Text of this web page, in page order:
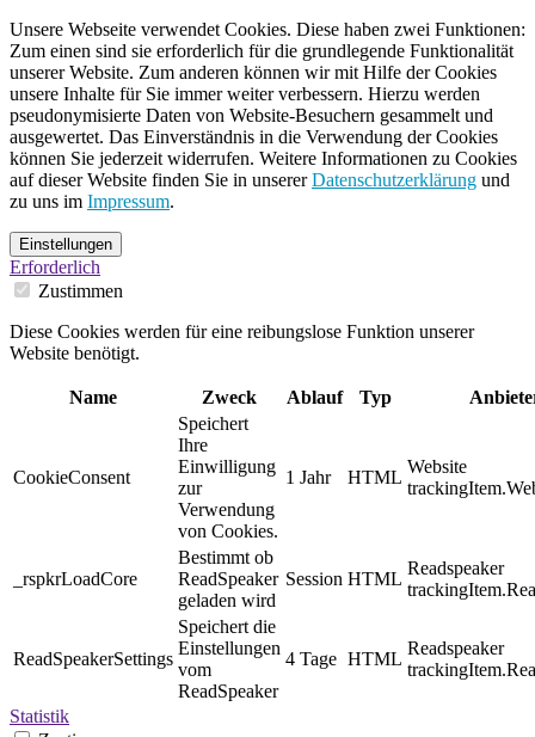
Unsere Webseite verwendet Cookies. Diese haben zwei Funktionen:
Zum einen sind sie erforderlich für die grundlegende Funktionalität
unserer Website. Zum anderen können wir mit Hilfe der Cookies
unsere Inhalte für Sie immer weiter verbessern. Hierzu werden
pseudonymisierte Daten von Website-Besuchern gesammelt und
ausgewertet. Das Einverständnis in die Verwendung der Cookies
können Sie jederzeit widerrufen. Weitere Informationen zu Cookies
auf dieser Website finden Sie in unsererDatenschutzerklärung und
zu uns im Impressum.
Einstellungen
Erforderlich
Zustimmen
Diese Cookies werden für eine reibungslose Funktion unserer
Website benötigt.
Name Zweck Ablauf Typ
CookieConsent
Speichert
Ihre
Einwilligung
zur
Verwendung
von Cookies.
1 Jahr HTML
Website
_rspkrLoadCore
Bestimmt ob
ReadSpeaker
geladen wird
Session HTML
Readspeaker
ReadSpeakerSettings
Speichert die
Einstellungen
vom
ReadSpeaker
4 Tage HTML
Readspeaker
Statistik